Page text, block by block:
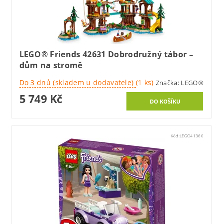
LEGO® Friends 42631 Dobrodružný tábor –
dům na stromě
Do 3 dnů (skladem u dodavatele) (1 ks) Značka: LEGO®
5 749 Kč
Kód:LEGO41360